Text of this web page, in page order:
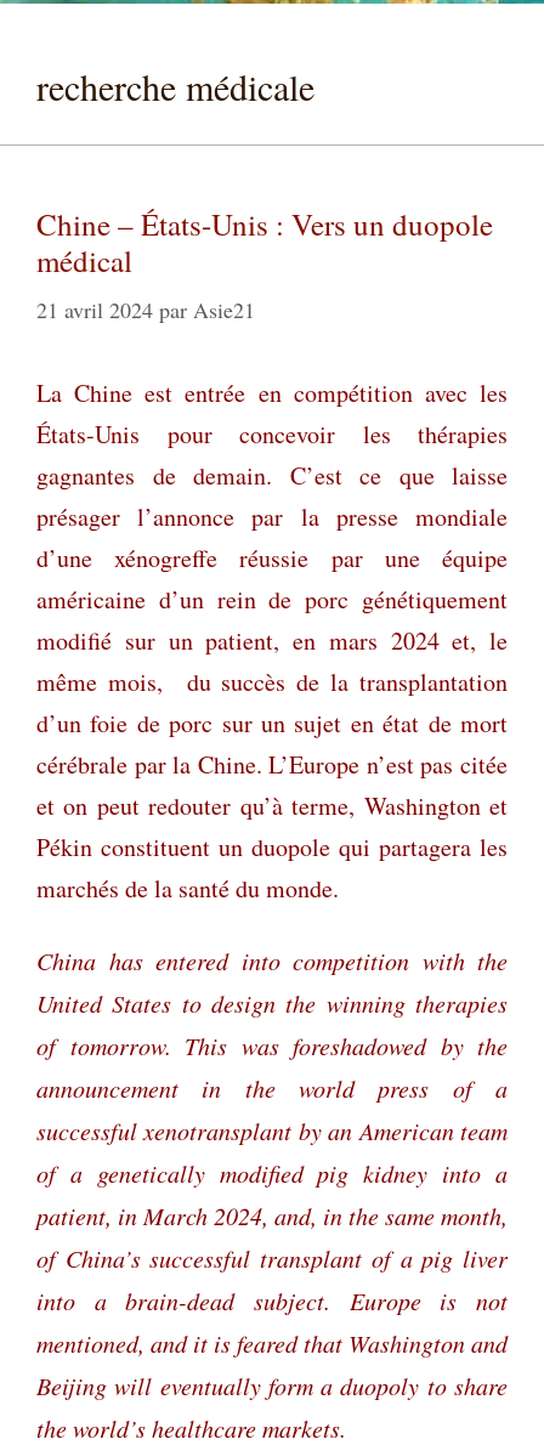
recherche médicale
Chine – États-Unis : Vers un duopole
médical
21 avril 2024 par Asie21
La Chine est entrée en compétition avec les
États-Unis pour concevoir les thérapies
gagnantes de demain. C’est ce que laisse
présager l’annonce par la presse mondiale
d’une xénogreffe réussie par une équipe
américaine d’un rein de porc génétiquement
modifié sur un patient, en mars 2024 et, le
même mois,
du succès de la transplantation
d’un foie de porc sur un sujet en état de mort
cérébrale par la Chine. L’Europe n’est pas citée
et on peut redouter qu’à terme, Washington et
Pékin constituent un duopole qui partagera les
marchés de la santé du monde.
China has entered into competition with the
United States to design the winning therapies
of tomorrow. This was foreshadowed by the
announcement in the world press of a
successful xenotransplant by an American team
of a genetically modified pig kidney into a
patient, in March 2024, and, in the same month,
of China’s successful transplant of a pig liver
into a brain-dead subject. Europe is not
mentioned, and it is feared that Washington and
Beijing will eventually form a duopoly to share
the world’s healthcare markets.